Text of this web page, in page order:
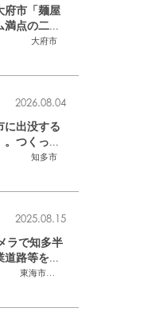
大府市
府市「麺屋
点の二郎
てきた
知多市
2026.08.04
に出没する
。つくって
さん!?【ち
東海市大府市
2025.08.15
ラで知多半
路等をチ